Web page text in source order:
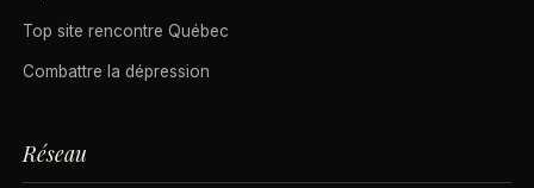
Top site rencontre Québec
Combattre la dépression
Réseau